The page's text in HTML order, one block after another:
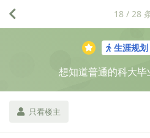
生涯规划
想知道普通的科大
只看楼主
18 / 28